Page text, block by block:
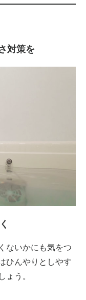
対策を
ないかにも気をつ
ひんやりとしやす
ょう。